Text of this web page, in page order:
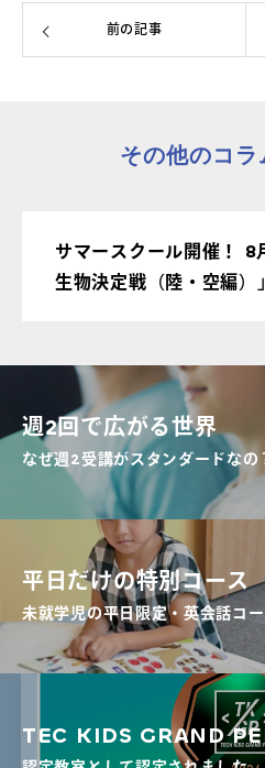
前の記事
その他のコ
サマースクール開催！ 8
生物決定戦（陸・空編）」
週2回で広がる世界
なぜ週2受講がスタンダードなの
平日だけの特別コース
未就学児の平日限定・英会話コ
TEC KIDS GRAND